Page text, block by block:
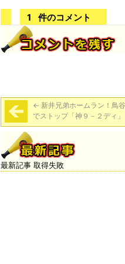
1 件のコメント
← 新井兄弟ホームラン！鳥
でストップ「神９－２ディ」
最新記事 取得失敗